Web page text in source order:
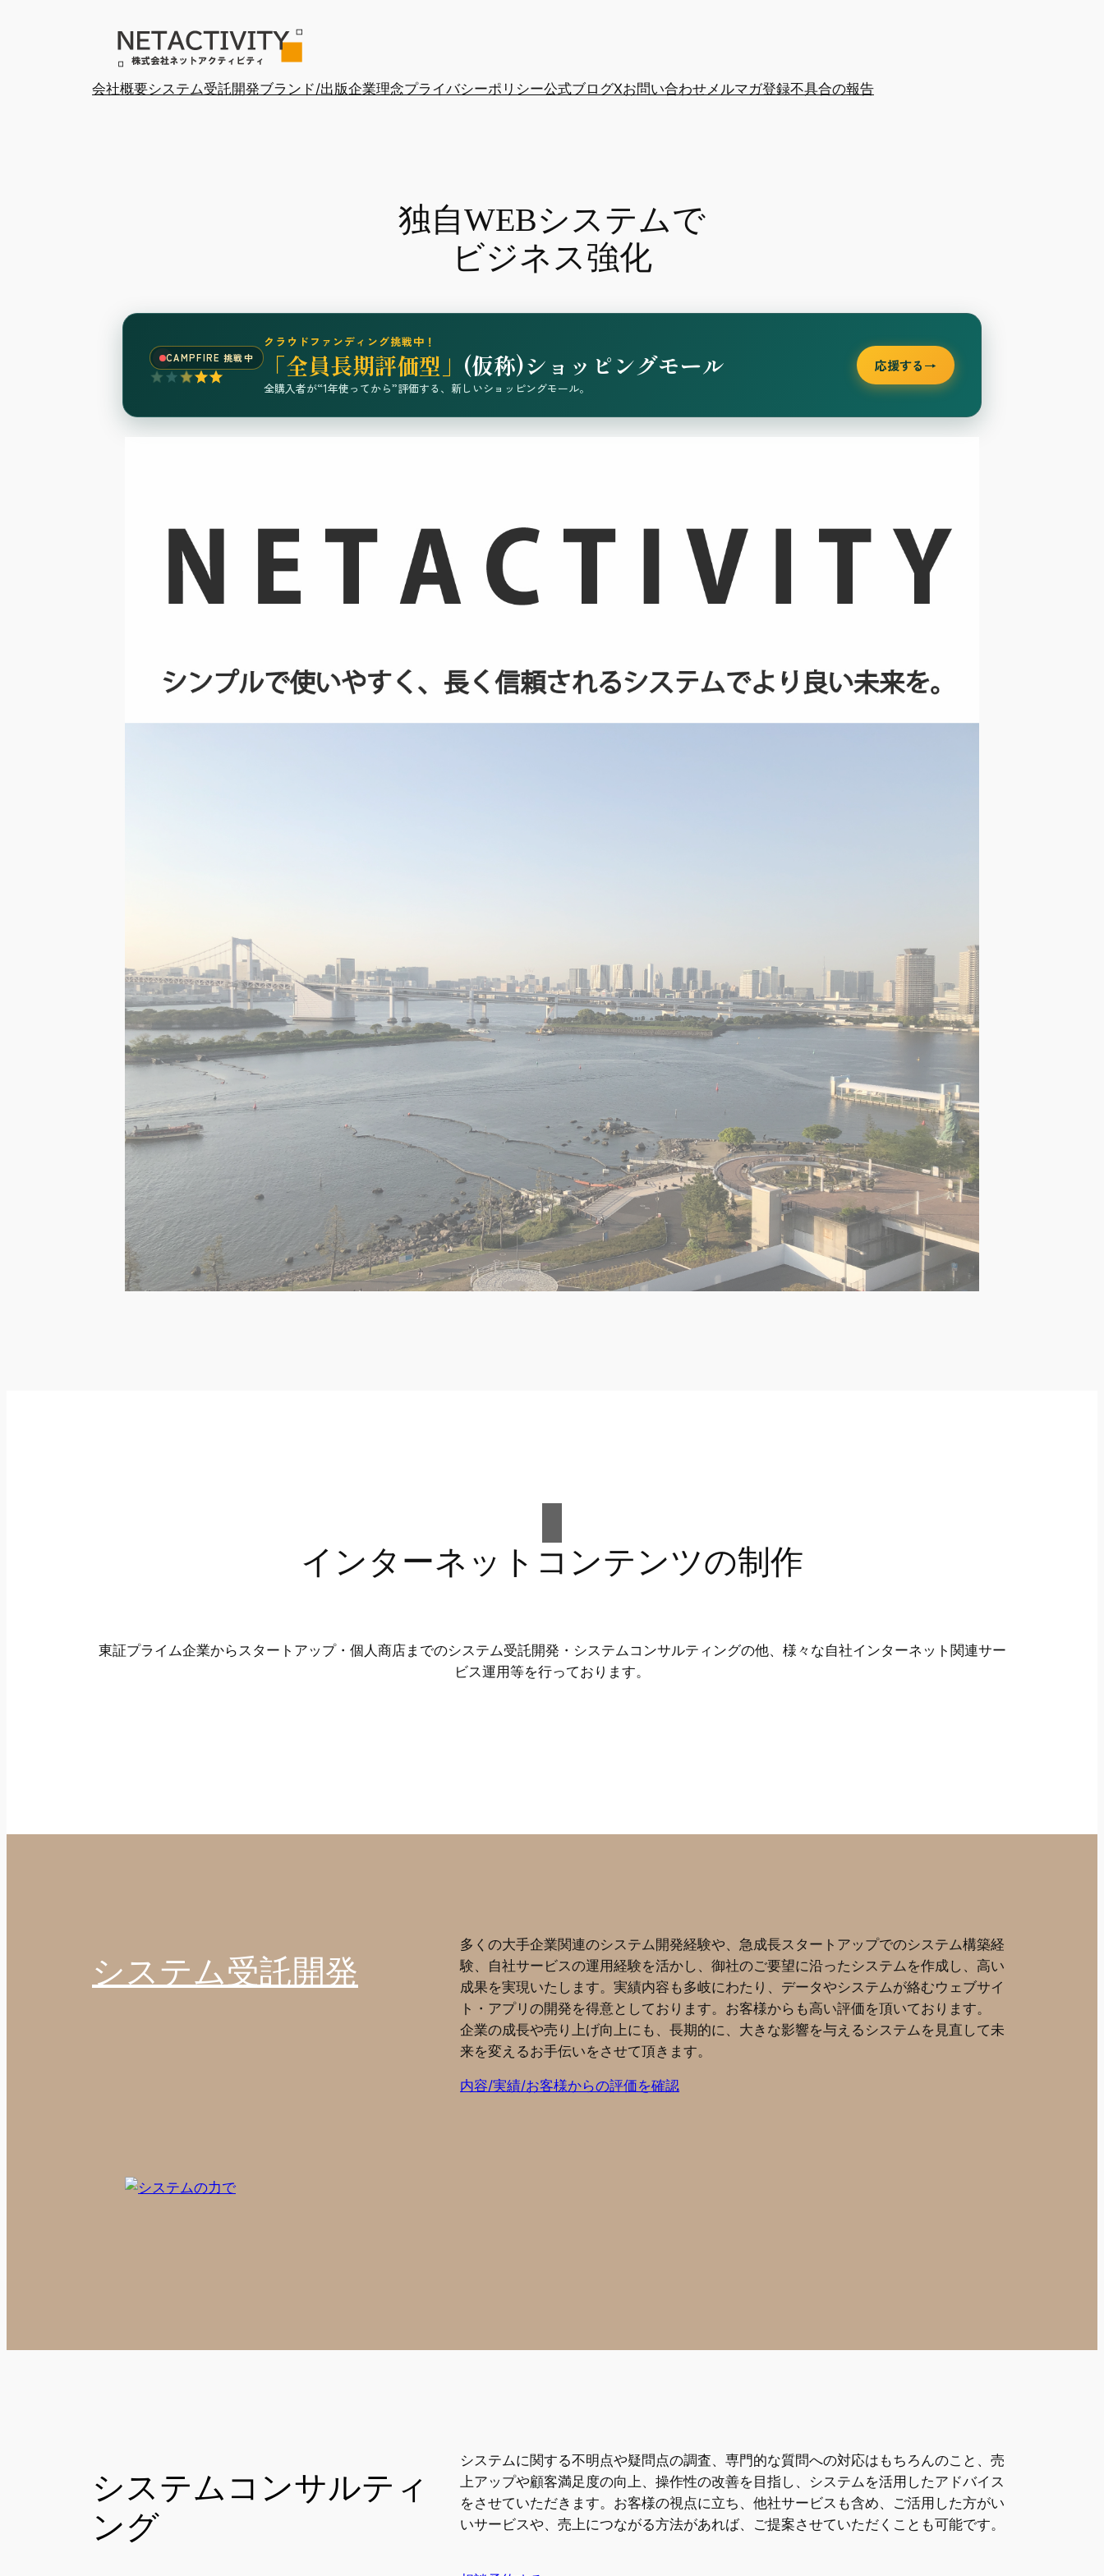
会社概要システム受託開発ブランド/出版企業理念プライバシーポリシー公式ブログXお問い合わせメルマガ登録不具合の報告
独自WEBシステムで
ビジネス強化
CAMPFIRE 挑戦中
クラウドファンディング挑戦中！
「全員長期評価型」 (仮称)ショッピングモール
全購入者が“1年使ってから”評価する、新しいショッピングモール。
応援する→
インターネットコンテンツの制作
東証プライム企業からスタートアップ・個人商店までのシステム受託開発・システムコンサルティングの他、様々な自社インターネット関連サー
ビス運用等を行っております。
システム受託開発
多くの大手企業関連のシステム開発経験や、急成長スタートアップでのシステム構築経
験、自社サービスの運用経験を活かし、御社のご要望に沿ったシステムを作成し、高い
成果を実現いたします。実績内容も多岐にわたり、データやシステムが絡むウェブサイ
ト・アプリの開発を得意としております。お客様からも高い評価を頂いております。
企業の成長や売り上げ向上にも、長期的に、大きな影響を与えるシステムを見直して未
来を変えるお手伝いをさせて頂きます。
内容/実績/お客様からの評価を確認
システムコンサルティ
ング
システムに関する不明点や疑問点の調査、専門的な質問への対応はもちろんのこと、売
上アップや顧客満足度の向上、操作性の改善を目指し、システムを活用したアドバイス
をさせていただきます。お客様の視点に立ち、他社サービスも含め、ご活用した方がい
いサービスや、売上につながる方法があれば、ご提案させていただくことも可能です。